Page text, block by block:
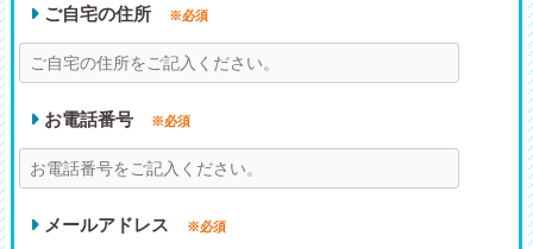
ご自宅の住所 ※必須
お電話番号 ※必須
メールアドレス ※必須